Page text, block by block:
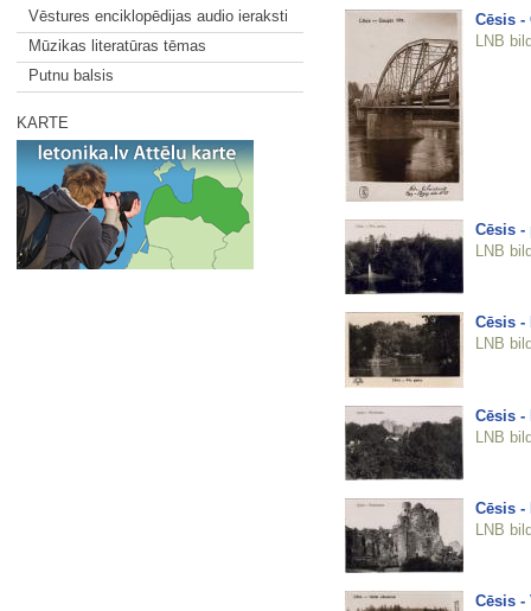
Vēstures enciklopēdijas audio ieraksti
Mūzikas literatūras tēmas
Putnu balsis
KARTE
Cēsis -
LNB
Cēsis -
LNB
Cēsis -
LNB
Cēsis -
LNB
Cēsis -
LNB
Cēsis -